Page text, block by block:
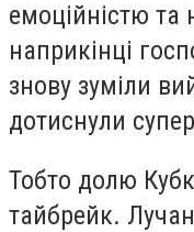
емоційністю та
наприкінці
знову зуміли
дотиснули
Тобто долю
тайбрейк.